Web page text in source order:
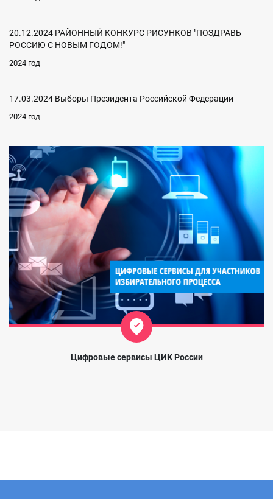
20.12.2024 РАЙОННЫЙ КОНКУРС РИСУНКОВ "ПОЗДРАВЬ
РОССИЮ С НОВЫМ ГОДОМ!"
2024 год
17.03.2024 Выборы Президента Российской Федерации
2024 год
Цифровые сервисы ЦИК России